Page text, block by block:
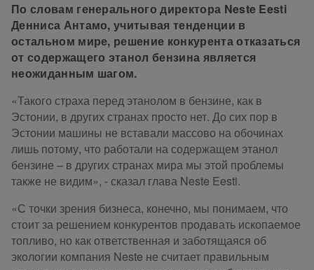
По словам генерального директора Neste Eesti
Денниса Антамо, учитывая тенденции в
остальном мире, решение конкурента отказаться
от содержащего этанол бензина является
неожиданным шагом.
«Такого страха перед этанолом в бензине, как в
Эстонии, в других странах просто нет. До сих пор в
Эстонии машины не вставали массово на обочинах
лишь потому, что работали на содержащем этанол
бензине – в других странах мира мы этой проблемы
также не видим», - сказал глава Neste Eesti.
«С точки зрения бизнеса, конечно, мы понимаем, что
стоит за решением конкурентов продавать ископаемое
топливо, но как ответственная и заботящаяся об
экологии компания Neste не считает правильным